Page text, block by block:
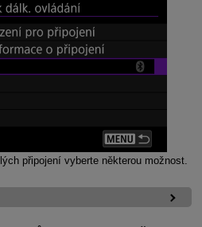
připojení vyberte některou možnost.